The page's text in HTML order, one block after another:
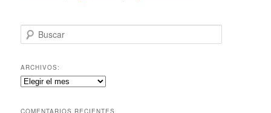
u
c
a
r
ARCHIVOS:
Archivos:
COMENTARIOS RECIENTES